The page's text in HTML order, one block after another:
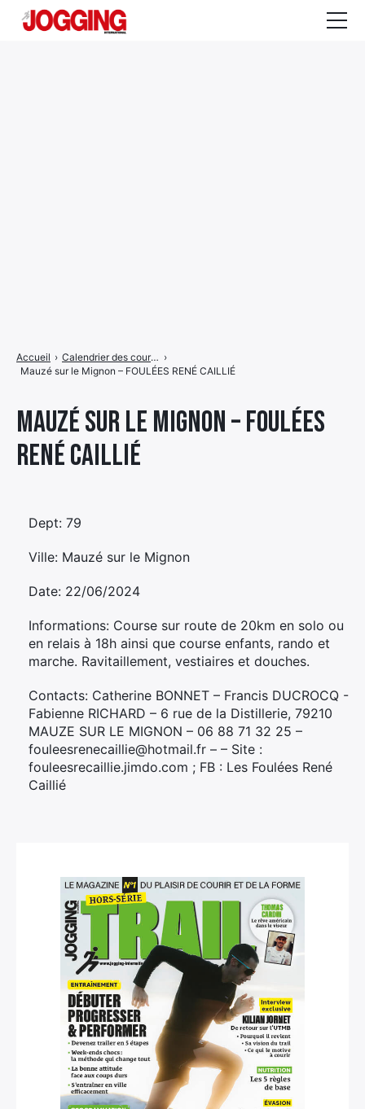
Mauzé sur le Mignon – FOULÉES
RENÉ CAILLIÉ
Accueil › Calendrier des courses ›
Mauzé sur le Mignon – FOULÉES RENÉ CAILLIÉ
Dept: 79
Ville: Mauzé sur le Mignon
Date: 22/06/2024
Informations: Course sur route de 20km en solo ou
en relais à 18h ainsi que course enfants, rando et
marche. Ravitaillement, vestiaires et douches.
Contacts: Catherine BONNET – Francis DUCROCQ -
Fabienne RICHARD – 6 rue de la Distillerie, 79210
MAUZE SUR LE MIGNON – 06 88 71 32 25 –
fouleesrenecaillie@hotmail.fr – – Site :
fouleesrecaillie.jimdo.com ; FB : Les Foulées René
Caillié
de
menu
Élément
de
Élément
de